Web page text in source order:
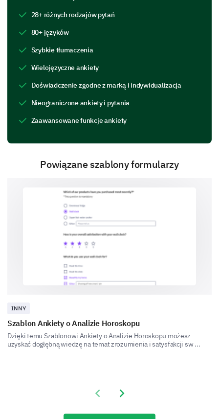
1 2
What aspects of your current childcare
provider do you appreciate the most?
Qualified and discussion-friendly staff
Flexible hours
Affordable rates
Educational activities
Clean and safe facilities
28+ różnych rodzajów pytań
80+ języków
Szybkie tłumaczenia
Wielojęzyczne ankiety
Doświadczenie zgodne z marką i indywidualizacja
Nieograniczone ankiety i pytania
Zaawansowane funkcje ankiety
Powiązane szablony formularzy
INNY
Szablon Ankiety o Analizie Horoskopu
Dzięki temu Szablonowi Ankiety o Analizie Horoskopu możesz
uzyskać dogłębną wiedzę na temat zrozumienia i satysfakcji sw ...
Previous slide
Next slide